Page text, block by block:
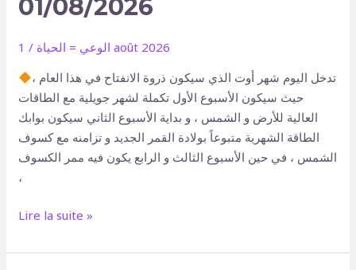
01/08/2026
الوعي = الحياة /
1 août 2026
تدخل اليوم شهر أوت الذي سيكون ذروة الانفتاح في هذا العام ،
حيث سيكون الأسبوع الأول تكملة لشهر جويلية مع الطاقات
العالية للأرض و الشمس ، و بداية الأسبوع الثاني سيكون بوابك
الطاقة الشهرية متبوعاً بولادة القمر الجديد و تزامنه مع كسوف
الشمس ، في حين الأسبوع الثالث و الرابع يكون فيه ممر الكسوف
،
Lire la suite »